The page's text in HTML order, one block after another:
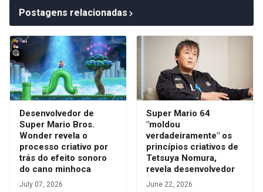
Postagens relacionadas
Desenvolvedor de
Super Mario Bros.
Wonder revela o
processo criativo por
trás do efeito sonoro
do cano minhoca
July 07, 2026
Super Mario 64
"moldou
verdadeiramente" os
princípios criativos de
Tetsuya Nomura,
revela desenvolvedor
June 22, 2026